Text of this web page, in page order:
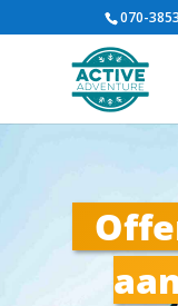
070-